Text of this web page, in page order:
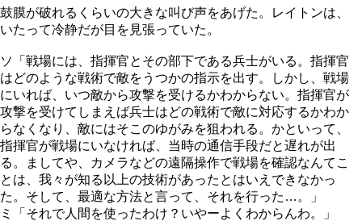
鼓膜が破れるくらいの大きな叫び声をあげた。レイトンは、
いたって冷静だが目を見張っていた。
ソ「戦場には、指揮官とその部下である兵士がいる。指揮官
はどのような戦術で敵をうつかの指示を出す。しかし、戦場
にいれば、いつ敵から攻撃を受けるかわからない。指揮官が
攻撃を受けてしまえば兵士はどの戦術で敵に対応するかわか
らなくなり、敵にはそこのゆがみを狙われる。かといって、
指揮官が戦場にいなければ、当時の通信手段だと遅れが出
る。ましてや、カメラなどの遠隔操作で戦場を確認なんてこ
とは、我々が知る以上の技術があったとはいえできなかっ
た。そして、最適な方法と言って、それを行った…。」
ミ「それで人間を使ったわけ？いやーよくわからんわ。」